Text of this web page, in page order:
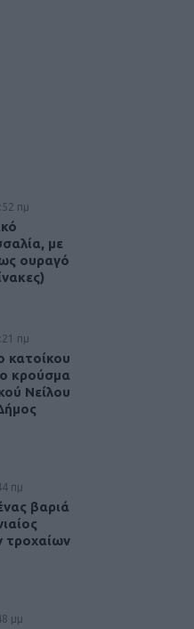
πμ
με
ουραγό
πμ
κατοίκου
κρούσμα
Νείλου
πμ
βαριά
τροχαίων
μμ